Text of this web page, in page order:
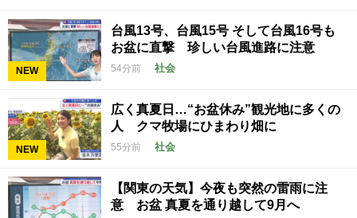
NEW
台風13号、台風15号 そして台風16号も
お盆に直撃 珍しい台風進路に注意
54分前 社会
NEW
広く真夏日…“お盆休み”観光地に多くの
人 クマ牧場にひまわり畑に
55分前 社会
【関東の天気】今夜も突然の雷雨に注
意 お盆 真夏を通り越して9月へ